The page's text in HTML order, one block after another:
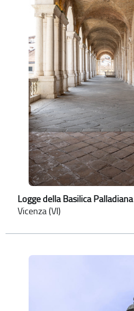
Logge della Basilica Palladiana
Vicenza (VI)